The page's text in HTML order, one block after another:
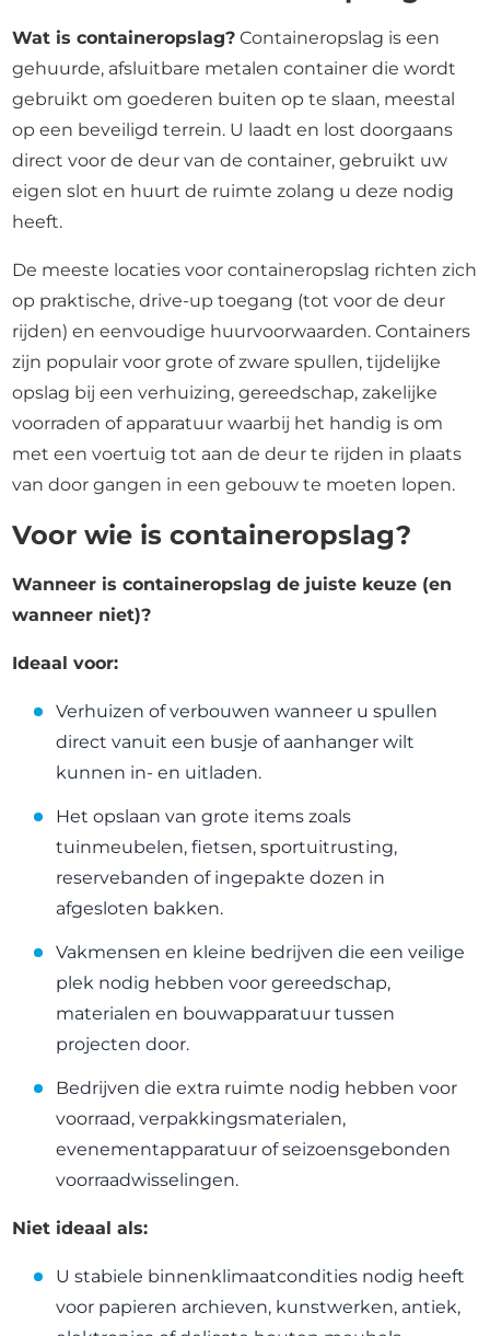
Wat is containeropslag? Containeropslag is een
gehuurde, afsluitbare metalen container die wordt
gebruikt om goederen buiten op te slaan, meestal
op een beveiligd terrein. U laadt en lost doorgaans
direct voor de deur van de container, gebruikt uw
eigen slot en huurt de ruimte zolang u deze nodig
heeft.
De meeste locaties voor containeropslag richten zich
op praktische, drive-up toegang (tot voor de deur
rijden) en eenvoudige huurvoorwaarden. Containers
zijn populair voor grote of zware spullen, tijdelijke
opslag bij een verhuizing, gereedschap, zakelijke
voorraden of apparatuur waarbij het handig is om
met een voertuig tot aan de deur te rijden in plaats
van door gangen in een gebouw te moeten lopen.
Voor wie is containeropslag?
Wanneer is containeropslag de juiste keuze (en
wanneer niet)?
Ideaal voor:
Verhuizen of verbouwen wanneer u spullen
direct vanuit een busje of aanhanger wilt
kunnen in- en uitladen.
Het opslaan van grote items zoals
tuinmeubelen, fietsen, sportuitrusting,
reservebanden of ingepakte dozen in
afgesloten bakken.
Vakmensen en kleine bedrijven die een veilige
plek nodig hebben voor gereedschap,
materialen en bouwapparatuur tussen
projecten door.
Bedrijven die extra ruimte nodig hebben voor
voorraad, verpakkingsmaterialen,
evenementapparatuur of seizoensgebonden
voorraadwisselingen.
Niet ideaal als:
U stabiele binnenklimaatcondities nodig heeft
voor papieren archieven, kunstwerken, antiek,